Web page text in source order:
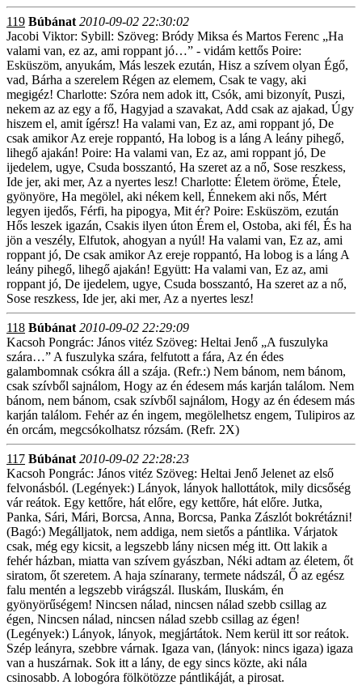
119 Búbánat 2010-09-02 22:30:02
Jacobi Viktor: Sybill: Szöveg: Bródy Miksa és Martos Ferenc „Ha
valami van, ez az, ami roppant jó…” - vidám kettős Poire:
Esküszöm, anyukám, Más leszek ezután, Hisz a szívem olyan Égő,
vad, Bárha a szerelem Régen az elemem, Csak te vagy, aki
megigéz! Charlotte: Szóra nem adok itt, Csók, ami bizonyít, Puszi,
nekem az az egy a fő, Hagyjad a szavakat, Add csak az ajakad, Úgy
hiszem el, amit ígérsz! Ha valami van, Ez az, ami roppant jó, De
csak amikor Az ereje roppantó, Ha lobog is a láng A leány pihegő,
lihegő ajakán! Poire: Ha valami van, Ez az, ami roppant jó, De
ijedelem, ugye, Csuda bosszantó, Ha szeret az a nő, Sose reszkess,
Ide jer, aki mer, Az a nyertes lesz! Charlotte: Életem öröme, Étele,
gyönyöre, Ha megölel, aki nékem kell, Énnekem aki nős, Mért
legyen ijedős, Férfi, ha pipogya, Mit ér? Poire: Esküszöm, ezután
Hős leszek igazán, Csakis ilyen úton Érem el, Ostoba, aki fél, És ha
jön a veszély, Elfutok, ahogyan a nyúl! Ha valami van, Ez az, ami
roppant jó, De csak amikor Az ereje roppantó, Ha lobog is a láng A
leány pihegő, lihegő ajakán! Együtt: Ha valami van, Ez az, ami
roppant jó, De ijedelem, ugye, Csuda bosszantó, Ha szeret az a nő,
Sose reszkess, Ide jer, aki mer, Az a nyertes lesz!
118 Búbánat 2010-09-02 22:29:09
Kacsoh Pongrác: János vitéz Szöveg: Heltai Jenő „A fuszulyka
szára…” A fuszulyka szára, felfutott a fára, Az én édes
galambomnak csókra áll a szája. (Refr.:) Nem bánom, nem bánom,
csak szívből sajnálom, Hogy az én édesem más karján találom. Nem
bánom, nem bánom, csak szívből sajnálom, Hogy az én édesem más
karján találom. Fehér az én ingem, megölelhetsz engem, Tulipiros az
én orcám, megcsókolhatsz rózsám. (Refr. 2X)
117 Búbánat 2010-09-02 22:28:23
Kacsoh Pongrác: János vitéz Szöveg: Heltai Jenő Jelenet az első
felvonásból. (Legények:) Lányok, lányok hallottátok, mily dicsőség
vár reátok. Egy kettőre, hát előre, egy kettőre, hát előre. Jutka,
Panka, Sári, Mári, Borcsa, Anna, Borcsa, Panka Zászlót bokrétázni!
(Bagó:) Megálljatok, nem addiga, nem sietős a pántlika. Várjatok
csak, még egy kicsit, a legszebb lány nicsen még itt. Ott lakik a
fehér házban, miatta van szívem gyászban, Néki adtam az életem, őt
siratom, őt szeretem. A haja színarany, termete nádszál, Ő az egész
falu mentén a legszebb virágszál. Iluskám, Iluskám, én
gyönyörűségem! Nincsen nálad, nincsen nálad szebb csillag az
égen, Nincsen nálad, nincsen nálad szebb csillag az égen!
(Legények:) Lányok, lányok, megjártátok. Nem kerül itt sor reátok.
Szép leányra, szebbre várnak. Igaza van, (lányok: nincs igaza) igaza
van a huszárnak. Sok itt a lány, de egy sincs közte, aki nála
csinosabb. A lobogóra fölkötözze pántlikáját, a pirosat.